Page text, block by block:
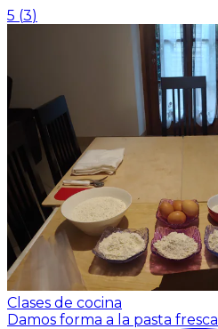
5 (3)
Clases de cocina
Damos forma a la pasta fresca